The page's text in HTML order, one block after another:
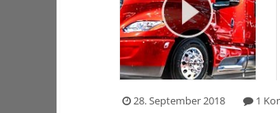
28. September 2018 1